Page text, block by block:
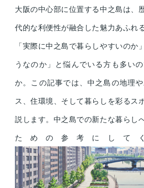
大阪の中心部に位置する中之島は、
代的な利便性が融合した魅力あふれ
「実際に中之島で暮らしやすいのか
うなのか」と悩んでいる方も多い
か。この記事では、中之島の地理
ス、住環境、そして暮らしを彩るス
説します。中之島での新たな暮らし
ための参考にして